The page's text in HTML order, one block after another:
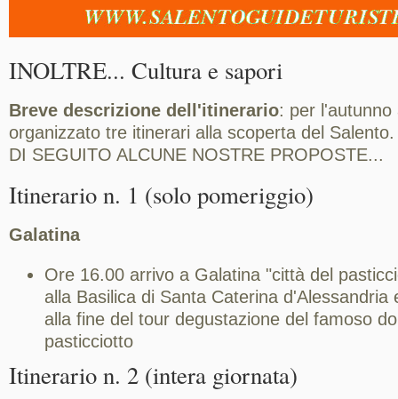
INOLTRE... Cultura e sapori
Breve descrizione dell'itinerario: per l'autunno
organizzato tre itinerari alla scoperta del Salento.
DI SEGUITO ALCUNE NOSTRE PROPOSTE...
Itinerario n. 1 (solo pomeriggio)
Galatina
Ore 16.00 arrivo a Galatina "città del
alla Basilica di Santa Caterina d'Alessandria
alla fine del tour degustazione del famoso
pasticciotto
Itinerario n. 2 (intera giornata)